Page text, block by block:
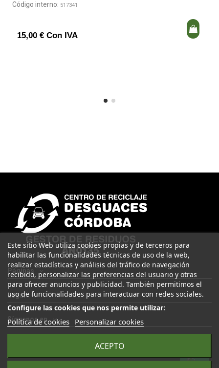
Código interno: 517341
15,00 € Con IVA
Páginas
Legal
Este sitio Web utiliza cookies propias y de terceros para
habilitar las funcionalidades técnicas de uso de la web,
realizar estadísticas y análisis del tráfico de navegación
recibido, personalizar las preferencias del usuario y otras
para ofrecer anuncios y publicidad. También permitimos el
uso de funcionalidades para interactuar con redes sociales.
Configure las cookies que nos permite utilizar:
Política de cookies Personalizar cookies
ACEPTO
Síguenos en